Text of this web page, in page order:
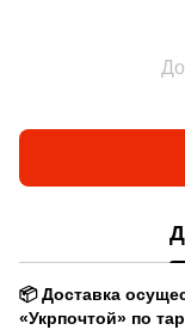
📦 Доставка
«Укрпочтой» по